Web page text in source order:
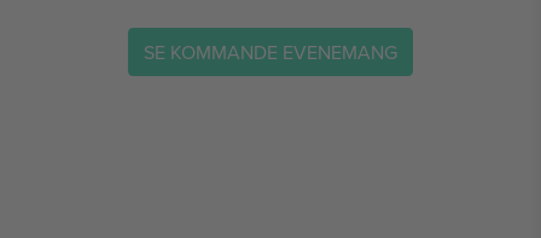
SE KOMMANDE EVENEMANG